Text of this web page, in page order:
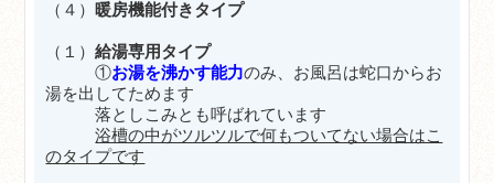
（４） 暖房機能付きタイプ
（１）給湯専用タイプ
①お湯を沸かす能力のみ、お風呂は蛇口からお
湯を出してためます
落としこみとも呼ばれています
浴槽の中がツルツルで何もついてない場合はこ
のタイプです